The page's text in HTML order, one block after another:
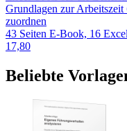
Grundlagen zur Arbeitszeit
zuordnen
43 Seiten E-Book, 16
17,80
Beliebte